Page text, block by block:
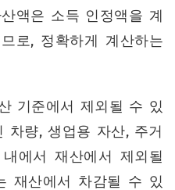
액은 소득 인정액을 계
로, 정확하게 계산하는
기준에서 제외될 수 있
차량, 생업용 자산, 주거
에서 재산에서 제외될
재산에서 차감될 수 있